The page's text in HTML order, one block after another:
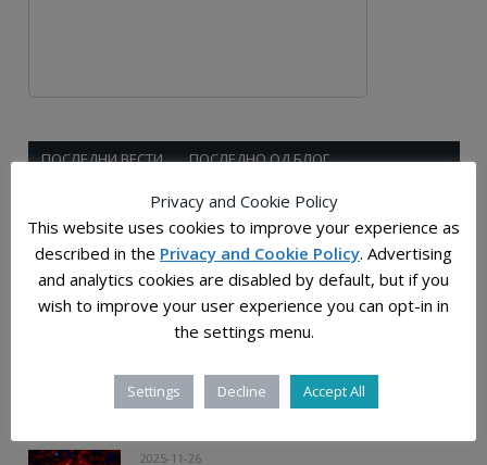
ПОСЛЕДНИ ВЕСТИ ПОСЛЕДНО ОД БЛОГ
2025-12-28
Растојанијата во универзумот: човечката
мерка на бескрајот
2025-12-03
ѕвездена прашина од супернови откриени
во примероците од Бену
2025-11-26
Privacy and Cookie Policy
This website uses cookies to improve your experience as
described in the Privacy and Cookie Policy. Advertising
and analytics cookies are disabled by default, but if you
wish to improve your user experience you can opt-in in
the settings menu.
Settings Decline Accept All